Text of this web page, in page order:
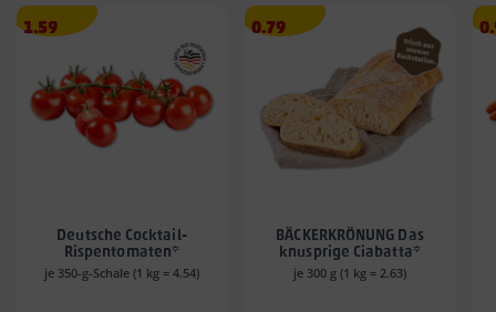
Angebotspreis
1.59
1.59
Deutsche Cocktail-
Rispentomaten*
je 350-g-Schale (1 kg = 4.54)
Angebotspreis
0.79
0.79
BÄCKERKRÖNUNG Das
knusprige Ciabatta*
je 300 g (1 kg = 2.63)